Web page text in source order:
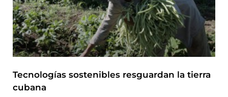
Tecnologías sostenibles resguardan la tierra
cubana